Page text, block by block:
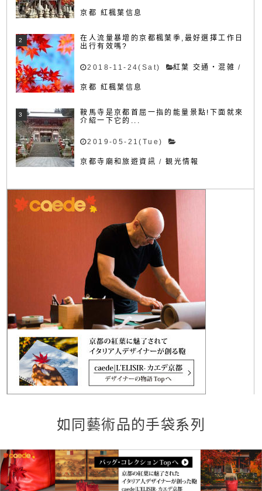
京都 紅楓葉信息
在人流量暴增的京都楓葉季,最好選擇工作日
出行有效嗎?
2018-11-24(Sat) 紅葉 交通・混雑 /
京都 紅楓葉信息
鞍馬寺是京都首屈一指的能量景點!下面就來
介紹一下它的...
2019-05-21(Tue)
京都寺廟和旅遊資訊 /観光情報
如同藝術品的手袋系列